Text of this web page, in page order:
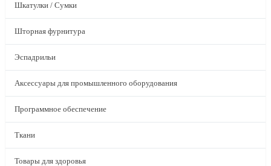
Шкатулки / Сумки
Шторная фурнитура
Эспадрильи
Аксессуары для промышленного оборудования
Программное обеспечение
Ткани
Товары для здоровья